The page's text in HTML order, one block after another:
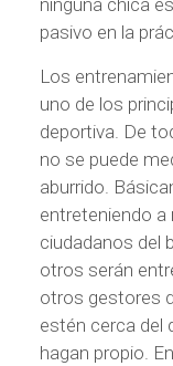
pasivo en la
Los
uno de los
deportiva. De
no se puede
aburrido.
entreteniendo
ciudadanos del
otros serán
otros gestores
estén cerca del
hagan propio.